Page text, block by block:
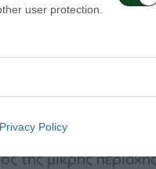
user protection.
Privacy Policy
ο Ιμπάρμπο
της μικρής
η μπάλα στην